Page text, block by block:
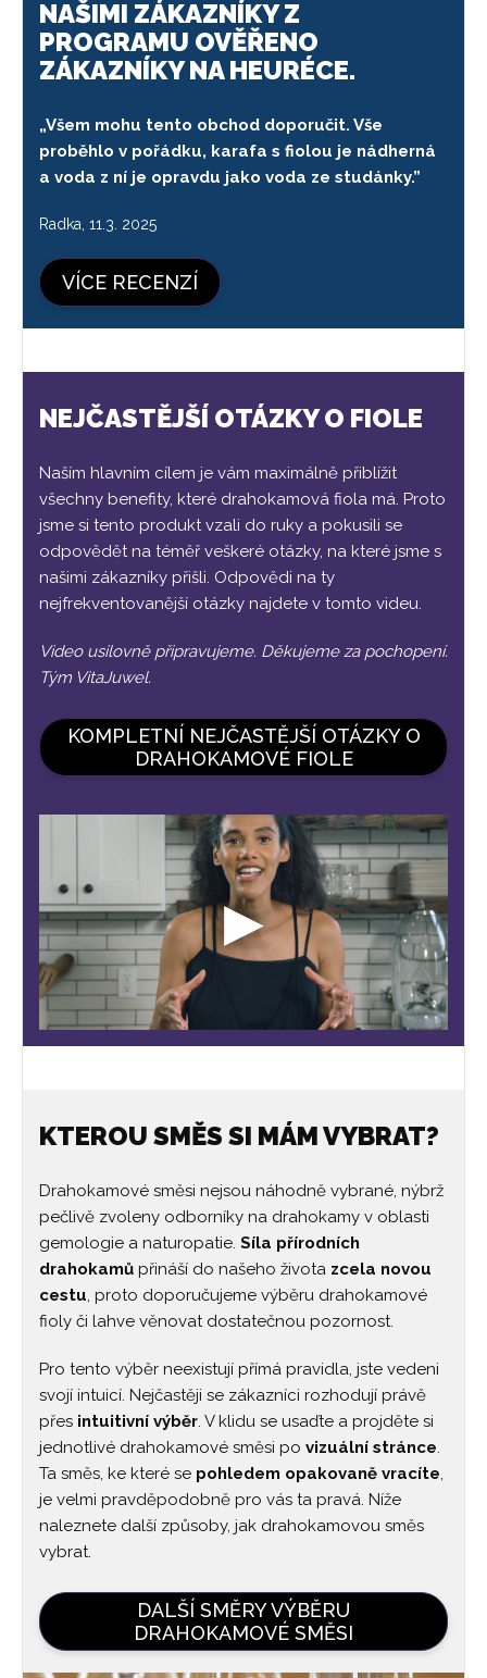
NAŠIMI ZÁKAZNÍKY Z
PROGRAMU OVĚŘENO
ZÁKAZNÍKY NA HEURÉCE.
„Všem mohu tento obchod doporučit. Vše
proběhlo v pořádku, karafa s fiolou je nádherná
a voda z ní je opravdu jako voda ze studánky.”
Radka, 11.3. 2025
VÍCE RECENZÍ
NEJČASTĚJŠÍ OTÁZKY O FIOLE
Naším hlavním cílem je vám maximálně přiblížit
všechny benefity, které drahokamová fiola má. Proto
jsme si tento produkt vzali do ruky a pokusili se
odpovědět na téměř veškeré otázky, na které jsme s
našimi zákazníky přišli. Odpovědi na ty
nejfrekventovanější otázky najdete v tomto videu.
Video usilovně připravujeme. Děkujeme za pochopení.
Tým VitaJuwel.
KOMPLETNÍ NEJČASTĚJŠÍ OTÁZKY O
DRAHOKAMOVÉ FIOLE
KTEROU SMĚS SI MÁM VYBRAT?
Drahokamové směsi nejsou náhodně vybrané, nýbrž
pečlivě zvoleny odborníky na drahokamy v oblasti
gemologie a naturopatie. Síla přírodních
drahokamů přináší do našeho života zcela novou
cestu, proto doporučujeme výběru drahokamové
fioly či lahve věnovat dostatečnou pozornost.
Pro tento výběr neexistují přímá pravidla, jste vedeni
svojí intuicí. Nejčastěji se zákazníci rozhodují právě
přes intuitivní výběr. V klidu se usaďte a projděte si
jednotlivé drahokamové směsi po vizuální stránce.
Ta směs, ke které se pohledem opakovaně vracíte,
je velmi pravděpodobně pro vás ta pravá. Níže
naleznete další způsoby, jak drahokamovou směs
vybrat.
DALŠÍ SMĚRY VÝBĚRU
DRAHOKAMOVÉ SMĚSI